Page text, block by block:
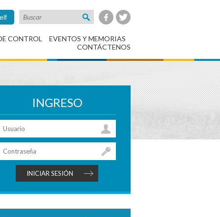
CONTROL
EVENTOS Y MEMORIAS
CONTÁCTENOS
INGRESO